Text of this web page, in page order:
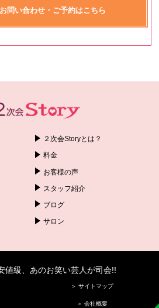
問い合わせ・ご予約はこちら
２次会Storyとは？
料金
お客様の声
スタッフ紹介
ブログ
サロン
値級、あのお笑い芸人が司会!!
＞ サイトマップ
＞ 会社概要